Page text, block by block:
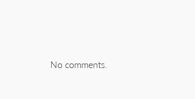
No comments.